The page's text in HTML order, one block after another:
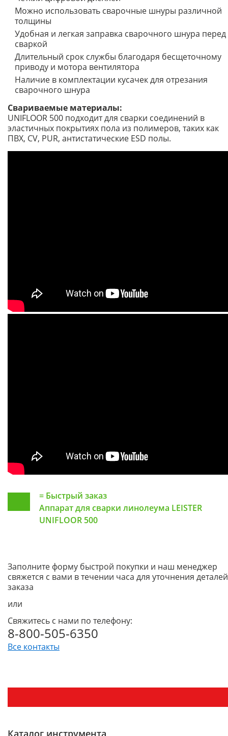
Можно использовать сварочные шнуры различной
толщины
Удобная и легкая заправка сварочного шнура перед
сваркой
Длительный срок службы благодаря бесщеточному
приводу и мотора вентилятора
Наличие в комплектации кусачек для отрезания
сварочного шнура
Свариваемые материалы:
UNIFLOOR 500 подходит для сварки соединений в
эластичных покрытиях пола из полимеров, таких как
ПВХ, CV, PUR, антистатические ESD полы.
= Быстрый заказ
Аппарат для сварки линолеума LEISTER
UNIFLOOR 500
Заполните форму быстрой покупки и наш менеджер
свяжется с вами в течении часа для уточнения деталей
заказа
или
Свяжитесь с нами по телефону:
8-800-505-6350
Все контакты
Каталог инструмента